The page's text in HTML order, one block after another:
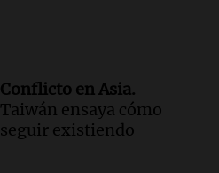
Conflicto en Asia.
Taiwán ensaya cómo
seguir existiendo